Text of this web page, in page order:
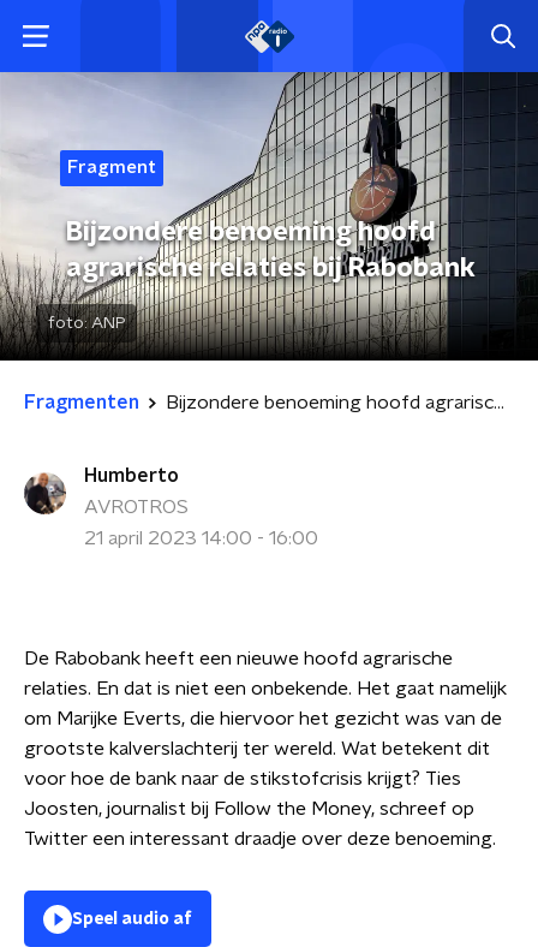
Fragment
Bijzondere benoeming hoofd
agrarische relaties bij Rabobank
foto:ANP
Fragmenten Bijzondere benoeming hoofd agrarische relaties bij Rabobank
Humberto
AVROTROS
21 april 2023 14:00 - 16:00
De Rabobank heeft een nieuwe hoofd agrarische
relaties. En dat is niet een onbekende. Het gaat namelijk
om Marijke Everts, die hiervoor het gezicht was van de
grootste kalverslachterij ter wereld. Wat betekent dit
voor hoe de bank naar de stikstofcrisis krijgt? Ties
Joosten, journalist bij Follow the Money, schreef op
Twitter een interessant draadje over deze benoeming.
Speel audio af